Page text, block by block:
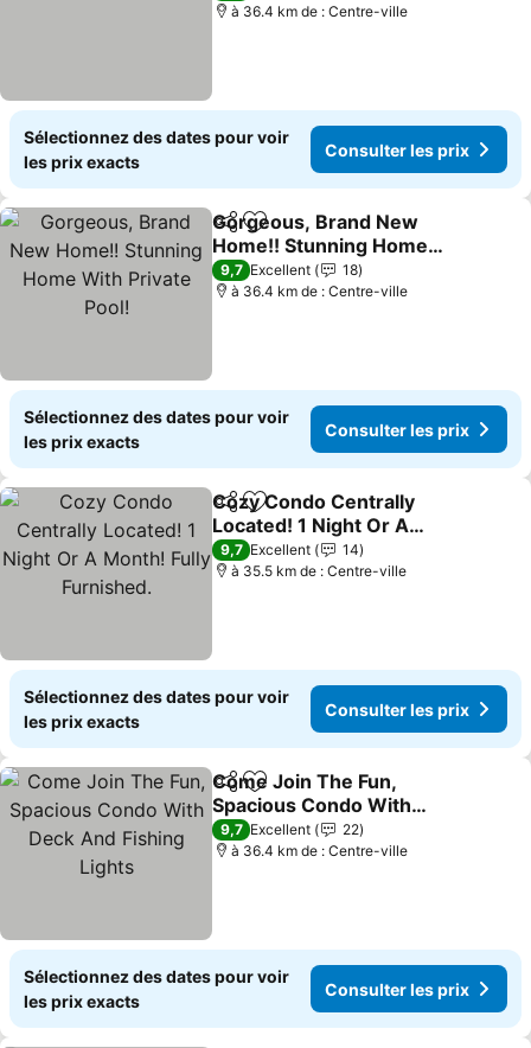
à 36.4 km de : Centre-ville
Sélectionnez des dates pour voir
les prix exacts
Consulter les prix
PartagerAjouter à mes favoris
Gorgeous, Brand New
Home!! Stunning Home
With Private Pool!
9,7 Excellent
18
à 36.4 km de : Centre-ville
Sélectionnez des dates pour voir
les prix exacts
Consulter les prix
PartagerAjouter à mes favoris
Cozy Condo Centrally
Located! 1 Night Or A
Month! Fully Furnished.
9,7 Excellent
14
à 35.5 km de : Centre-ville
Sélectionnez des dates pour voir
les prix exacts
Consulter les prix
PartagerAjouter à mes favoris
Come Join The Fun,
Spacious Condo With
Deck And Fishing Lights
9,7 Excellent
22
à 36.4 km de : Centre-ville
Sélectionnez des dates pour voir
les prix exacts
Consulter les prix